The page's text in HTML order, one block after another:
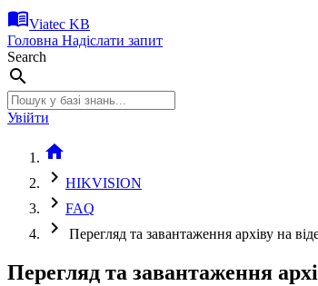
menu_bookViatec KB
Головна Надіслати запит
Search
search
Увійти
home
chevron_right HIKVISION
chevron_right FAQ
chevron_right Перегляд та завантаження архіву на
Перегляд та завантаження